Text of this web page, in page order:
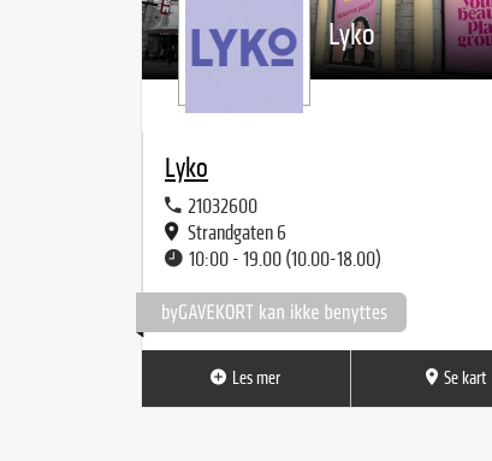
Lyko
Lyko
21032600
Strandgaten 6
10:00 - 19.00 (10.00-18.00)
Les mer Se kart